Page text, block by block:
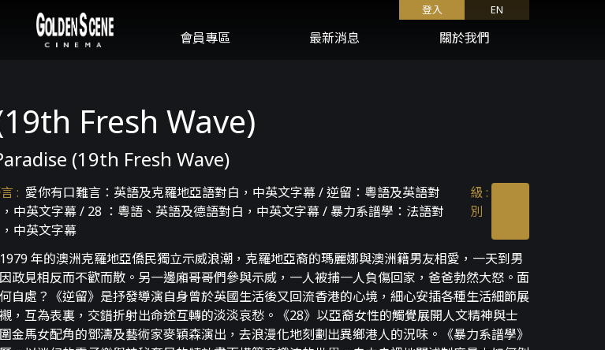
會員專區 最新消息 關於我們
登入 EN
Fresh Wave)
(19th Fresh Wave)
: 愛你有口難言：英語及克羅地亞語對白，中英文字幕 / 逆留：粵語及英語對
中英文字幕 / 28 ：粵語、英語及德語對白，中英文字幕 / 暴力系譜學：法語對
中英文字幕
級
別
:
年的澳洲克羅地亞僑民獨立示威浪潮，克羅地亞裔的瑪麗娜與澳洲籍男友相愛，一天到男
政見相反而不歡而散。另一邊廂哥哥們參與示威，一人被捕一人負傷回家，爸爸勃然大怒。面
自處？《逆留》是抒發導演自身曾於英國生活後又回流香港的心境，細心安插各種生活細節展
，互為表裏，交錯折射出命途互轉的淡淡哀愁。《28》以亞裔女性的觸覺展開人文精神與士
金馬女配角的鄧濤及藝術家麥穎森演出，去浪漫化地刻劃出異鄉港人的況味。《暴力系譜學》